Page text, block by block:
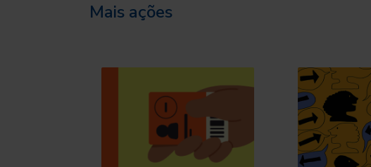
Mais ações